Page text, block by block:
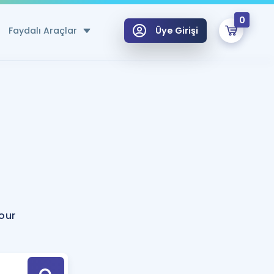
Faydalı Araçlar
Hesaplama Aracı
için Öneriler
Tek Takvimde
Üye Girişi
0
Hoca ile seni sınava hazırlayacak onlarca eğitim seni bekliyor!